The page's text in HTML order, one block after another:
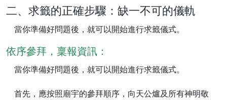
二、求籤的正確步驟：缺一不可的儀軌
當你準備好問題後，就可以開始進行求籤儀式。
依序參拜，稟報資訊：
當你準備好問題後，就可以開始進行求籤儀式。
首先，應按照廟宇的參拜順序，向天公爐及所有神明敬